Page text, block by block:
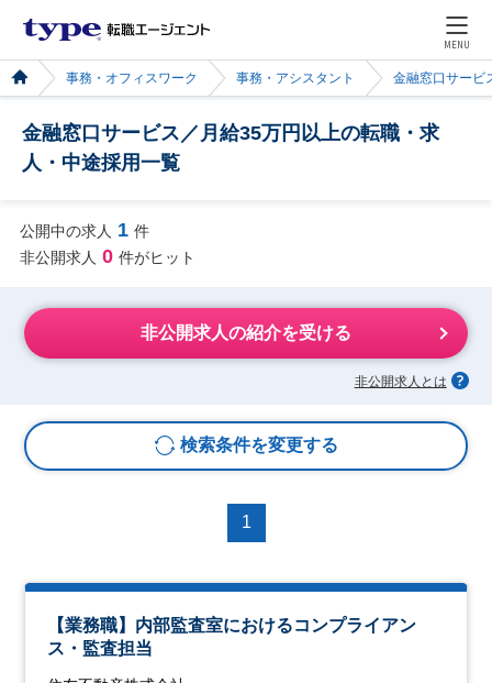
MENU
事務・オフィスワーク 事務・アシスタント 金融窓口サービ
金融窓口サービス／月給35万円以上の転職・求
人・中途採用一覧
公開中の求人 1 件
非公開求人 0 件がヒット
非公開求人の紹介を受ける
非公開求人とは
検索条件を変更する
1
【業務職】内部監査室におけるコンプライアン
ス・監査担当